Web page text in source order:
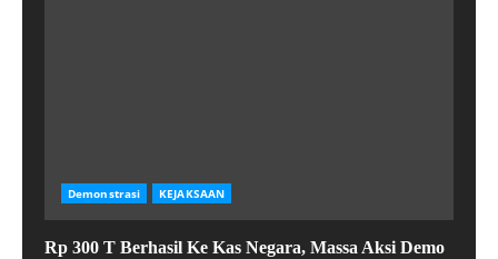
Demonstrasi KEJAKSAAN
Rp 300 T Berhasil Ke Kas Negara, Massa Aksi Demo